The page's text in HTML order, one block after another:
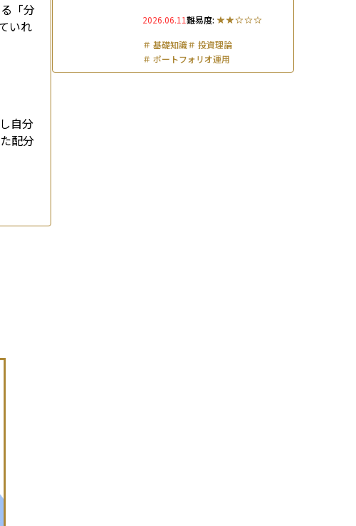
「分
いれ
自分
配分
解説
2026.06.11難易度:
＃基礎知識＃投資理論
＃ポートフォリオ運用